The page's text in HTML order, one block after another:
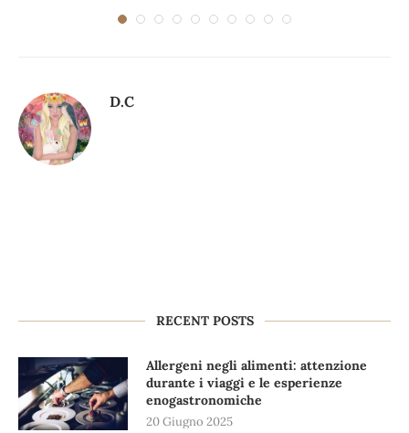
D.C
RECENT POSTS
Allergeni negli alimenti: attenzione
durante i viaggi e le esperienze
enogastronomiche
20 Giugno 2025